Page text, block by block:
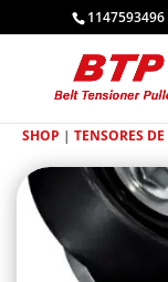
1147593496
SHOP | TENSORES